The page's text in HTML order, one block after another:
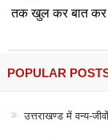
तक खुल कर बात कर
POPULAR
उत्तराखण्ड में वन्य-